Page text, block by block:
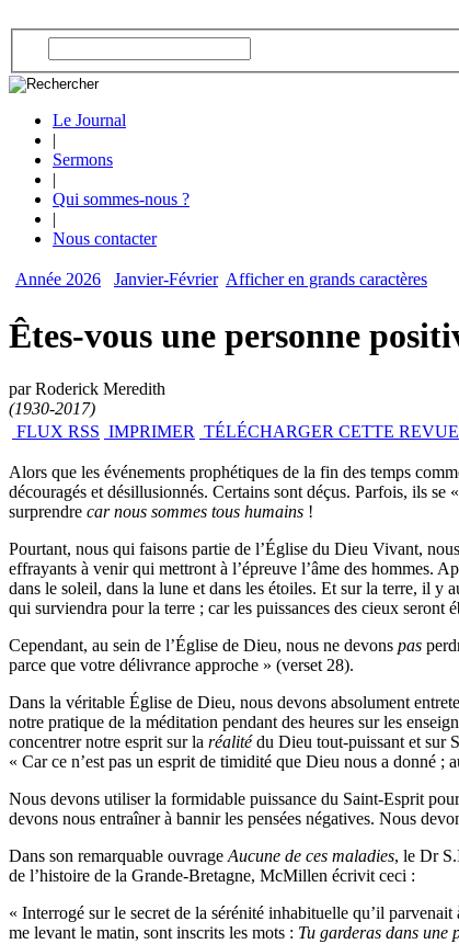
Le Journal
|
Sermons
|
Qui sommes-nous ?
|
Nous contacter
Année 2026 Janvier-Février Afficher en grands caractères
Êtes-vous une personne
par Roderick Meredith
(1930-2017)
FLUX RSS IMPRIMER TÉLÉCHARGER CETTE REVUE
Alors que les événements prophétiques de la fin des temps
découragés et désillusionnés. Certains sont déçus. Parfois, ils se
surprendre car nous sommes tous humains !
Pourtant, nous qui faisons partie de l’Église du Dieu Vivant,
effrayants à venir qui mettront à l’épreuve l’âme des hommes.
dans le soleil, dans la lune et dans les étoiles. Et sur la terre, il y
qui surviendra pour la terre ; car les puissances des cieux
Cependant, au sein de l’Église de Dieu, nous ne devons pas
parce que votre délivrance approche » (verset 28).
Dans la véritable Église de Dieu, nous devons absolument
notre pratique de la méditation pendant des heures sur les
concentrer notre esprit sur la réalité du Dieu tout-puissant et sur
« Car ce n’est pas un esprit de timidité que Dieu nous a donné ;
Nous devons utiliser la formidable puissance du Saint-Esprit
devons nous entraîner à bannir les pensées négatives. Nous
Dans son remarquable ouvrageAucune de ces maladies, le Dr
de l’histoire de la Grande-Bretagne, McMillen écrivit ceci :
« Interrogé sur le secret de la sérénité inhabituelle qu’il
me levant le matin, sont inscrits les mots : Tu garderas dans une